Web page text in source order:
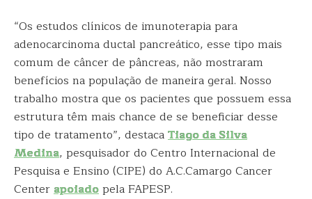
“Os estudos clínicos de imunoterapia para
adenocarcinoma ductal pancreático, esse tipo mais
comum de câncer de pâncreas, não mostraram
benefícios na população de maneira geral. Nosso
trabalho mostra que os pacientes que possuem essa
estrutura têm mais chance de se beneficiar desse
tipo de tratamento”, destacaTiago da Silva
Medina, pesquisador do Centro Internacional de
Pesquisa e Ensino (CIPE) do A.C.Camargo Cancer
Centerapoiadopela FAPESP.